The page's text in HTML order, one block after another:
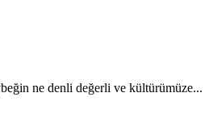
ne denli değerli ve kültürümüze...